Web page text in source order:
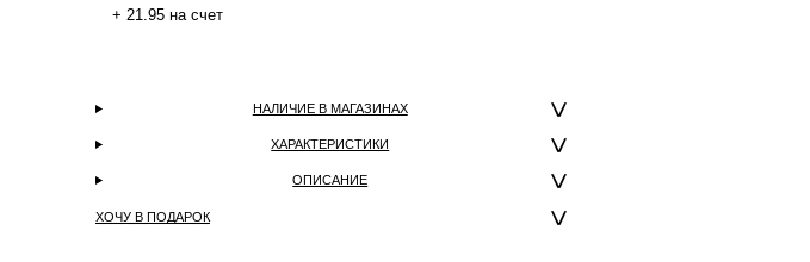
+ 21.95 на счет
НАЛИЧИЕ В МАГАЗИНАХ
ХАРАКТЕРИСТИКИ
ОПИСАНИЕ
ХОЧУ В ПОДАРОК